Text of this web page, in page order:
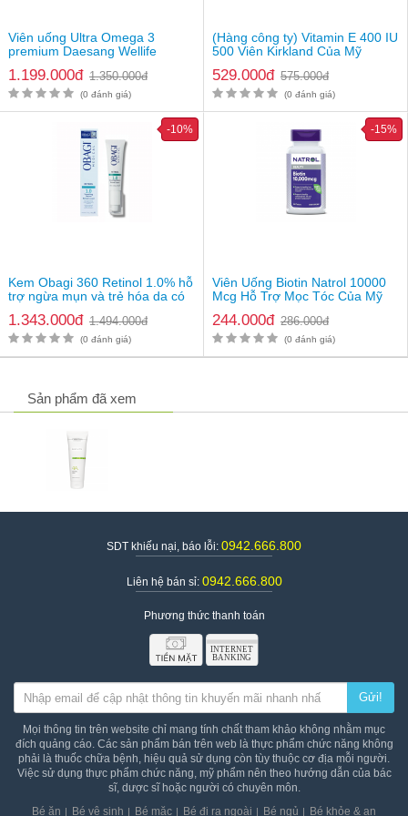
Bảo quản
Bảo quản nơi khô ráo, thoáng mát.
Thông tin sản phẩm
Tên sản phẩm
Thương hiệu
Xuất xứ thương hiệu
Viên uống Ultra Omega 3
premium Daesang Wellife
1.199.000đ 1.350.000đ
(0 đánh giá)
(Hàng công ty) Vitamin E 400 IU
500 Viên Kirkland Của Mỹ
529.000đ 575.000đ
(0 đánh giá)
Kem Obagi 360 Retinol 1.0% hỗ
trợ ngừa mụn và trẻ hóa da có
1.343.000đ 1.494.000đ
-10%
(0 đánh giá)
Viên Uống Biotin Natrol 10000
Mcg Hỗ Trợ Mọc Tóc Của Mỹ
244.000đ 286.000đ
-15%
(0 đánh giá)
Sản phẩm đã xem
SDT khiếu nại, báo lỗi: 0942.666.800
Liên hệ bán sỉ: 0942.666.800
Phương thức thanh toán
Gửi!
Mọi thông tin trên website chỉ mang tính chất tham khảo không nhằm mục
đích quảng cáo. Các sản phẩm bán trên web là thực phẩm chức năng không
phải là thuốc chữa bệnh, hiệu quả sử dụng còn tùy thuộc cơ địa mỗi người.
Việc sử dụng thực phẩm chức năng, mỹ phẩm nên theo hướng dẫn của bác
sĩ, dược sĩ hoặc người có chuyên môn.
Bé ăn
Bé vệ sinh Bé mặc Bé đi ra ngoài Bé ngủ Bé khỏe & an